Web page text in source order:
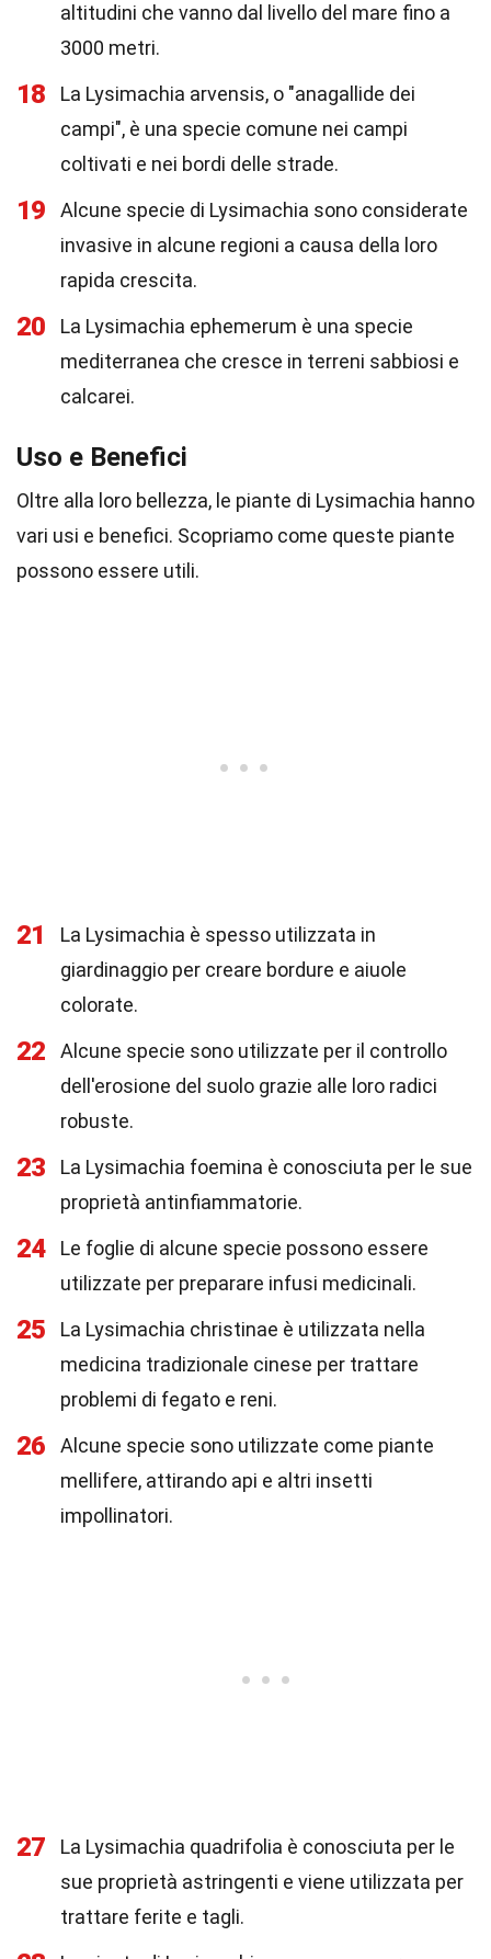
altitudini che vanno dal livello del mare fino a
3000 metri.
18
La Lysimachia arvensis, o "anagallide dei
campi", è una specie comune nei campi
coltivati e nei bordi delle strade.
19
Alcune specie di Lysimachia sono considerate
invasive in alcune regioni a causa della loro
rapida crescita.
20
La Lysimachia ephemerum è una specie
mediterranea che cresce in terreni sabbiosi e
calcarei.
Uso e Benefici
Oltre alla loro bellezza, le piante di Lysimachia hanno
vari usi e benefici. Scopriamo come queste piante
possono essere utili.
21
La Lysimachia è spesso utilizzata in
giardinaggio per creare bordure e aiuole
colorate.
22
Alcune specie sono utilizzate per il controllo
dell'erosione del suolo grazie alle loro radici
robuste.
23
La Lysimachia foemina è conosciuta per le sue
proprietà antinfiammatorie.
24
Le foglie di alcune specie possono essere
utilizzate per preparare infusi medicinali.
25
La Lysimachia christinae è utilizzata nella
medicina tradizionale cinese per trattare
problemi di fegato e reni.
26
Alcune specie sono utilizzate come piante
mellifere, attirando api e altri insetti
impollinatori.
27
La Lysimachia quadrifolia è conosciuta per le
sue proprietà astringenti e viene utilizzata per
trattare ferite e tagli.